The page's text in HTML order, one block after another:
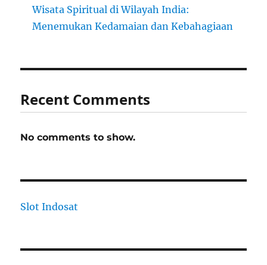
Wisata Spiritual di Wilayah India:
Menemukan Kedamaian dan Kebahagiaan
Recent Comments
No comments to show.
Slot Indosat